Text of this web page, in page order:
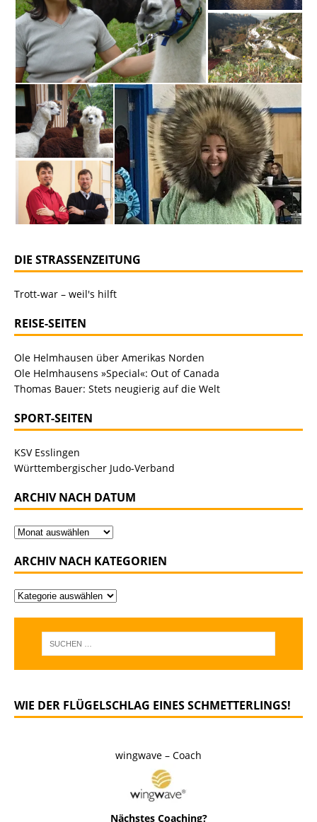
DIE STRASSENZEITUNG
Trott-war – weil's hilft
REISE-SEITEN
Ole Helmhausen über Amerikas Norden
Ole Helmhausens »Special«: Out of Canada
Thomas Bauer: Stets neugierig auf die Welt
SPORT-SEITEN
KSV Esslingen
Württembergischer Judo-Verband
ARCHIV NACH DATUM
ARCHIV NACH KATEGORIEN
WIE DER FLÜGELSCHLAG EINES SCHMETTERLINGS!
wingwave – Coach
Nächstes Coaching?